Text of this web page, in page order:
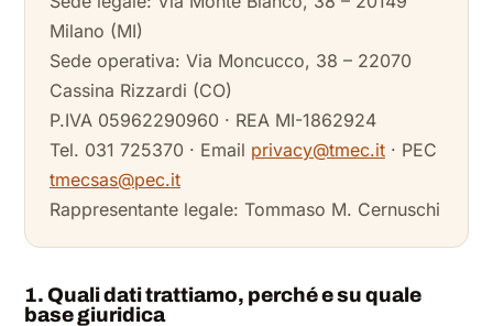
Milano (MI)
Sede operativa: Via Moncucco, 38 – 22070
Cassina Rizzardi (CO)
P.IVA 05962290960 · REA MI-1862924
Tel. 031 725370 · Email privacy@tmec.it · PEC
tmecsas@pec.it
Rappresentante legale: Tommaso M. Cernuschi
1. Quali dati trattiamo, perché e su quale
base giuridica